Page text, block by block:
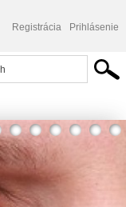
Registrácia Prihlásenie